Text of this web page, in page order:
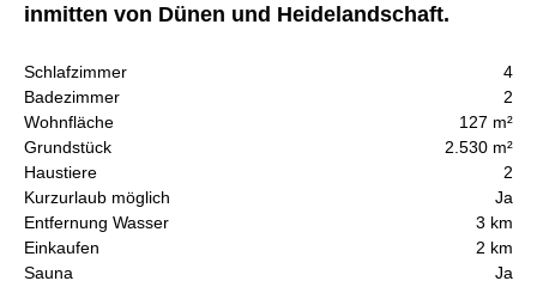
inmitten von Dünen und Heidelandschaft.
Schlafzimmer
4
Badezimmer
2
Wohnfläche
127 m²
Grundstück
2.530 m²
Haustiere
2
Kurzurlaub möglich
Ja
Entfernung Wasser
3 km
Einkaufen
2 km
Sauna
Ja